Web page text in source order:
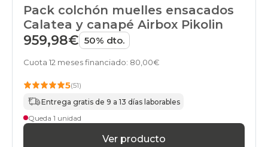
Pack colchón muelles ensacados
Calatea y canapé Airbox Pikolin
959,98€ 50% dto.
Cuota 12 meses financiado: 80,00€
5(51)
Entrega gratis de 9 a 13 días laborables
Queda 1 unidad
Ver producto